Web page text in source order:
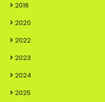
2016
2020
2022
2023
2024
2025